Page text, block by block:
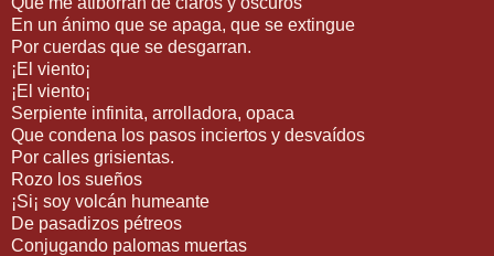
En un ánimo que se apaga, que se extingue
Por cuerdas que se desgarran.
¡El viento¡
¡El viento¡
Serpiente infinita, arrolladora, opaca
Que condena los pasos inciertos y desvaídos
Por calles grisientas.
Rozo los sueños
¡Si¡ soy volcán humeante
De pasadizos pétreos
Conjugando palomas muertas